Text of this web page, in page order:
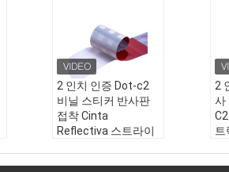
2 인치 인증 Dot-c2
비닐 스티커 반사판
접착 Cinta
Reflectiva 스트라이
2
사
트